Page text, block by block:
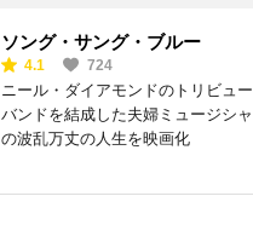
ソング・サング・ブルー
4.1 724
ニール・ダイアモンドのトリビュ
バンドを結成した夫婦ミュージシ
の波乱万丈の人生を映画化